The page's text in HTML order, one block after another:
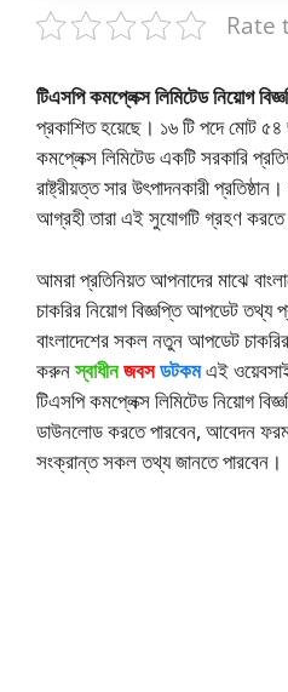
Rate
টিএসপি কমপ্লেক্স লিমিটেড নিয়োগ
প্রকাশিত হয়েছে। ১৬ টি পদে মোট
কমপ্লেক্স লিমিটেড একটি সরকারি
রাষ্ট্রীয়ত্ত সার উৎপাদনকারী
আগ্রহী তারা এই সুযোগটি গ্রহণ করতে
আমরা প্রতিনিয়ত আপনাদের মাঝে
চাকরির নিয়োগ বিজ্ঞপ্তি আপডেট তথ্য
বাংলাদেশের সকল নতুন আপডেট
করুনস্বাধীনজবসডটকমএই
টিএসপি কমপ্লেক্স লিমিটেড নিয়োগ
ডাউনলোড করতে পারবেন, আবেদন
সংক্রান্ত সকল তথ্য জানতে পারবেন।